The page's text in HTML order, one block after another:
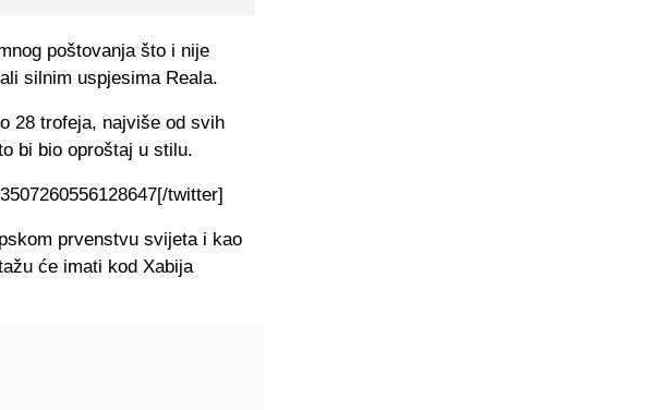
poštovanja što i nije
silnim uspjesima Reala.
28 trofeja, najviše od svih
bi bio oproštaj u stilu.
twitter]
prvenstvu svijeta i kao
će imati kod Xabija